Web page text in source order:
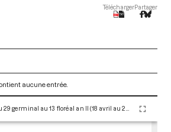
TéléchargerPartager
aucune entrée.